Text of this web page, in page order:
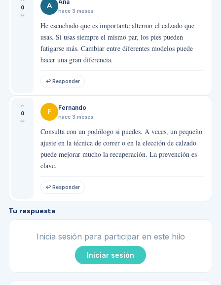
0 A Ana
hace 3 meses
He escuchado que es importante alternar el calzado que
usas. Si usas siempre el mismo par, los pies pueden
fatigarse más. Cambiar entre diferentes modelos puede
hacer una gran diferencia.
↩ Responder
0 F Fernando
hace 3 meses
Consulta con un podólogo si puedes. A veces, un pequeño
ajuste en la técnica de correr o en la elección de calzado
puede mejorar mucho la recuperación. La prevención es
clave.
↩ Responder
Tu respuesta
Inicia sesión para participar en este hilo
Iniciar sesión